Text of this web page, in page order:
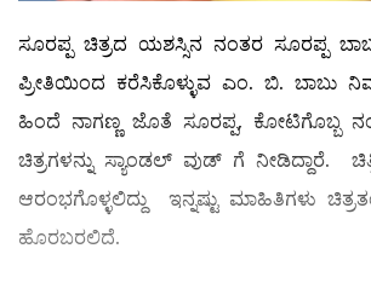
ಸೂರಪ್ಪ ಚಿತ್ರದ ಯಶಸ್ಸಿನ ನಂತರ ಸೂರಪ್ಪ
ಪ್ರೀತಿಯಿಂದ ಕರೆಸಿಕೊಳ್ಳುವ ಎಂ. ಬಿ. ಬಾಬು
ಹಿಂದೆ ನಾಗಣ್ಣ ಜೊತೆ ಸೂರಪ್ಪ,
ಚಿತ್ರಗಳನ್ನು ಸ್ಯಾಂಡಲ್ ವುಡ್ ಗೆ ನೀಡಿದ್ದಾರೆ.
ಆರಂಭಗೊಳ್ಳಲಿದ್ದು ಇನ್ನಷ್ಟು ಮಾಹಿತಿಗಳು
ಹೊರಬರಲಿದೆ.